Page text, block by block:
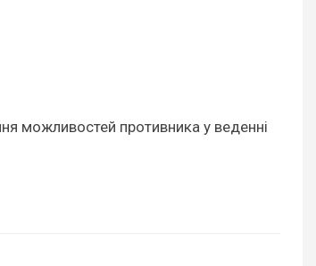
можливостей противника у веденні